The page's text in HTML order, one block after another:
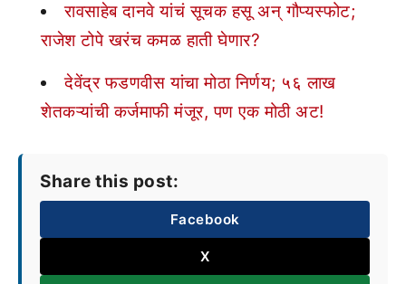
रावसाहेब दानवे यांचं सूचक हसू अन् गौप्यस्फोट;
राजेश टोपे खरंच कमळ हाती घेणार?
देवेंद्र फडणवीस यांचा मोठा निर्णय; ५६ लाख
शेतकऱ्यांची कर्जमाफी मंजूर, पण एक मोठी अट!
Share this post:
Facebook
X